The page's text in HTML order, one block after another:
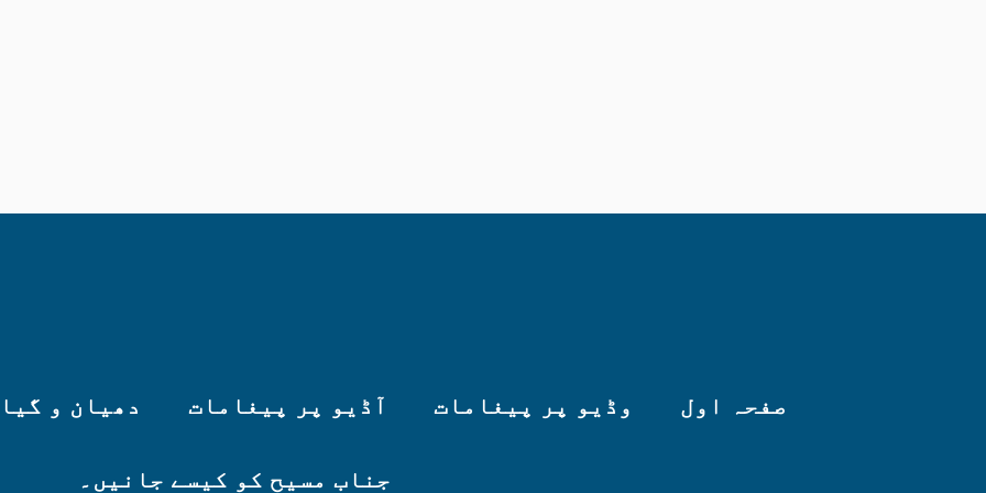
صفحہ اول وڈیو پر پیغامات آڈیو پر پیغامات دھیان و
جناب مسیح کو کیسے جانیں۔